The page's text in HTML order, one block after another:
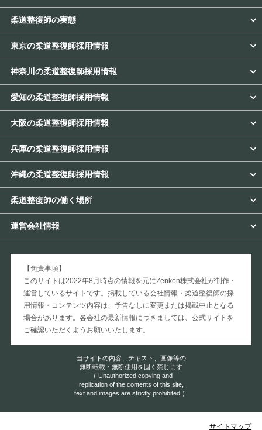
柔道整復師の実態
東京の柔道整復師採用情報
神奈川の柔道整復師採用情報
愛知の柔道整復師採用情報
大阪の柔道整復師採用情報
兵庫の柔道整復師採用情報
沖縄の柔道整復師採用情報
柔道整復師の働く場所
運営会社情報
【免責事項】
このサイトは2022年8月時点の情報を元にZenken株式会社が制作・
運営しているサイトです。掲載している会社情報・柔道整復師の採
用情報・コンテンツ内容は、予告なしに変更または掲載中止となる
場合があります。各会社の最新情報につきましては、公式サイトを
ご確認いただくようお願いいたします。
当サイトの内容、テキスト、画像等の
無断転載・無断使用を固く禁じます
（ Unauthorized copying and
replication of the contents of this site,
text and images are strictly prohibited.）
サイトマップ